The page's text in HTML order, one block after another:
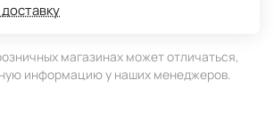
магазинах может отличаться,
информацию у наших менеджеров.